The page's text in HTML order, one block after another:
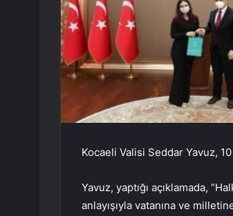
Kocaeli Valisi Seddar Yavuz,
Yavuz, yaptığı açıklamada,
anlayışıyla vatanına ve